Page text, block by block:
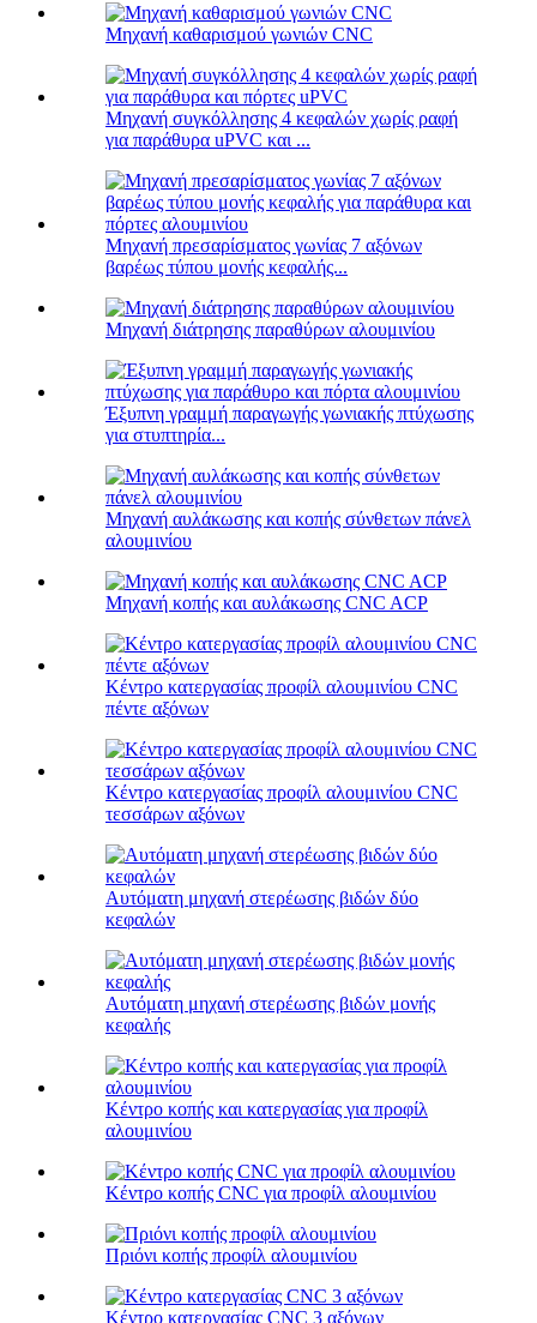
Μηχανή καθαρισμού γωνιών CNC
Μηχανή συγκόλλησης 4 κεφαλών χωρίς ραφή
για παράθυρα uPVC και ...
Μηχανή πρεσαρίσματος γωνίας 7 αξόνων
βαρέως τύπου μονής κεφαλής...
Μηχανή διάτρησης παραθύρων αλουμινίου
Έξυπνη γραμμή παραγωγής γωνιακής πτύχωσης
για στυπτηρία...
Μηχανή αυλάκωσης και κοπής σύνθετων πάνελ
αλουμινίου
Μηχανή κοπής και αυλάκωσης CNC ACP
Κέντρο κατεργασίας προφίλ αλουμινίου CNC
πέντε αξόνων
Κέντρο κατεργασίας προφίλ αλουμινίου CNC
τεσσάρων αξόνων
Αυτόματη μηχανή στερέωσης βιδών δύο
κεφαλών
Αυτόματη μηχανή στερέωσης βιδών μονής
κεφαλής
Κέντρο κοπής και κατεργασίας για προφίλ
αλουμινίου
Κέντρο κοπής CNC για προφίλ αλουμινίου
Πριόνι κοπής προφίλ αλουμινίου
Κέντρο κατεργασίας CNC 3 αξόνων